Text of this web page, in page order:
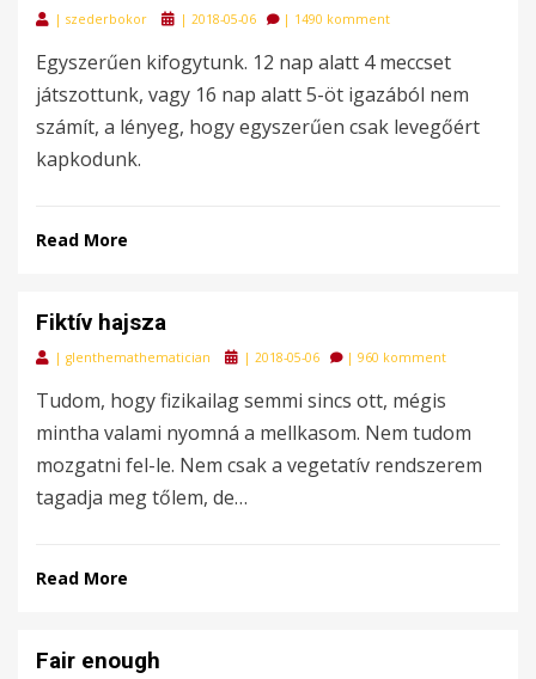
| szederbokor
Posted
| 2018-05-06 | 1490 komment
Egyszerűen kifogytunk. 12 nap alatt 4 meccset
játszottunk, vagy 16 nap alatt 5-öt igazából nem
számít, a lényeg, hogy egyszerűen csak levegőért
kapkodunk.
Read More
Fiktív hajsza
| glenthemathematician
Posted
| 2018-05-06 | 960 komment
Tudom, hogy fizikailag semmi sincs ott, mégis
mintha valami nyomná a mellkasom. Nem tudom
mozgatni fel-le. Nem csak a vegetatív rendszerem
tagadja meg tőlem, de…
Read More
Fair enough